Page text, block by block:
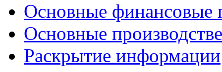
Основные финансовые
Основные
Раскрытие информации